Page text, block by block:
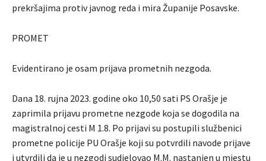
prekršajima protiv javnog reda i mira Županije Posavske.
PROMET
Evidentirano je osam prijava prometnih nezgoda.
Dana 18. rujna 2023. godine oko 10,50 sati PS Orašje je
zaprimila prijavu prometne nezgode koja se dogodila na
magistralnoj cesti M 1.8. Po prijavi su postupili službenici
prometne policije PU Orašje koji su potvrdili navode prijave
i utvrdili da je u nezgodi sudjelovao M.M. nastanjen u mjestu